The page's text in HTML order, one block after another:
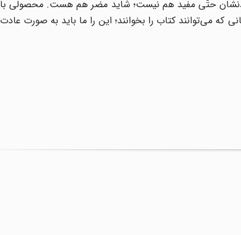
حتّى مفید هم نیست؛ شاید مضر هم هست. محصولى با
می‌توانند کتاب را بخوانند؛ این را ما باید به صورت عادت